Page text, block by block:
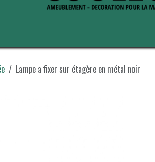
Lampe a fixer sur étagère en métal noir